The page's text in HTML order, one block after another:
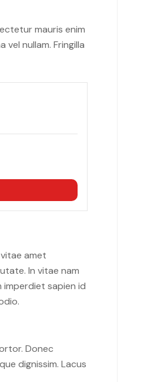
mauris enim
nullam. Fringilla
amet
In vitae nam
imperdiet sapien id
Donec
dignissim. Lacus